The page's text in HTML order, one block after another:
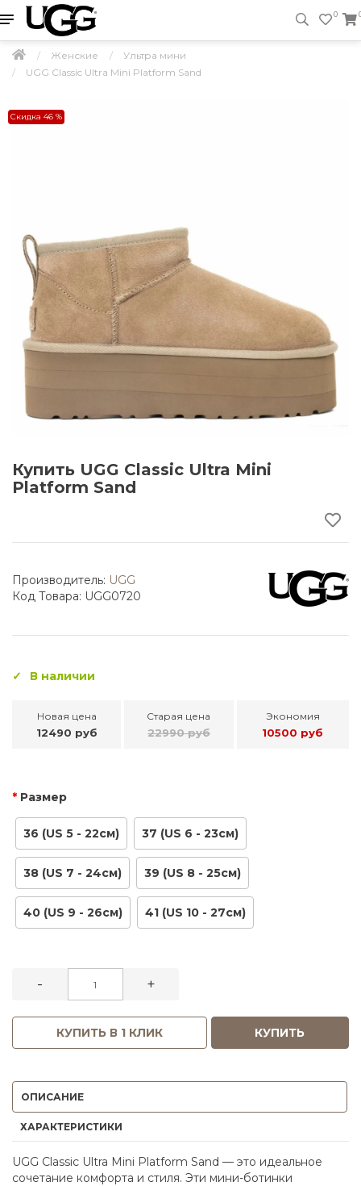
0
Женские
Ультра мини
UGG Classic Ultra Mini Platform Sand
Скидка 46 %
Купить UGG Classic Ultra Mini
Platform Sand
Производитель: UGG
Код Товара: UGG0720
В наличии
Новая цена
12490 руб
Старая цена
22990 руб
Экономия
10500 руб
Размер
36 (US 5 - 22см) 37 (US 6 - 23см)
38 (US 7 - 24см) 39 (US 8 - 25см)
40 (US 9 - 26см) 41 (US 10 - 27см)
- +
КУПИТЬ В 1 КЛИК КУПИТЬ
ОПИСАНИЕ
ХАРАКТЕРИСТИКИ
UGG Classic Ultra Mini Platform Sand — это идеальное
сочетание комфорта и стиля. Эти мини-ботинки